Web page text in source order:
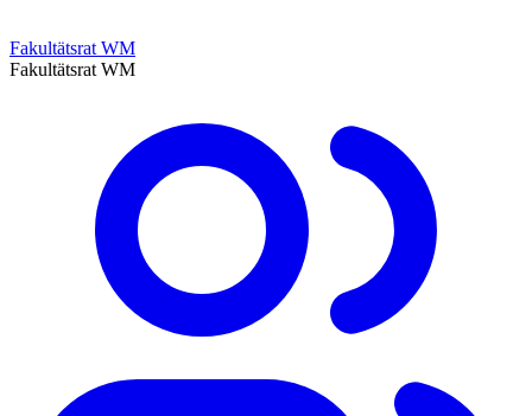
Fakultätsrat WM
Fakultätsrat WM